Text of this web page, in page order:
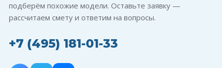
подберём похожие модели. Оставьте заявку —
рассчитаем смету и ответим на вопросы.
+7 (495) 181-01-33